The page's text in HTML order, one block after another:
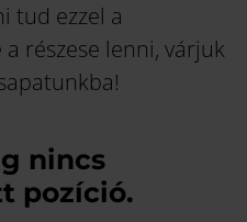
tud ezzel a
részese lenni, várjuk
nincs
pozíció.